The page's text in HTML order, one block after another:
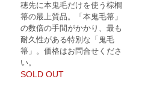
穂先に本鬼毛だけを使う棕櫚
箒の最上質品。「本鬼毛箒」
の数倍の手間がかかり、最も
耐久性がある特別な「鬼毛
箒」。価格はお問合せくださ
い。
SOLD OUT